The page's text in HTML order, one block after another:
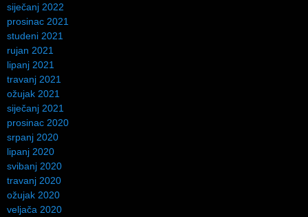
siječanj 2022
prosinac 2021
studeni 2021
rujan 2021
lipanj 2021
travanj 2021
ožujak 2021
siječanj 2021
prosinac 2020
srpanj 2020
lipanj 2020
svibanj 2020
travanj 2020
ožujak 2020
veljača 2020